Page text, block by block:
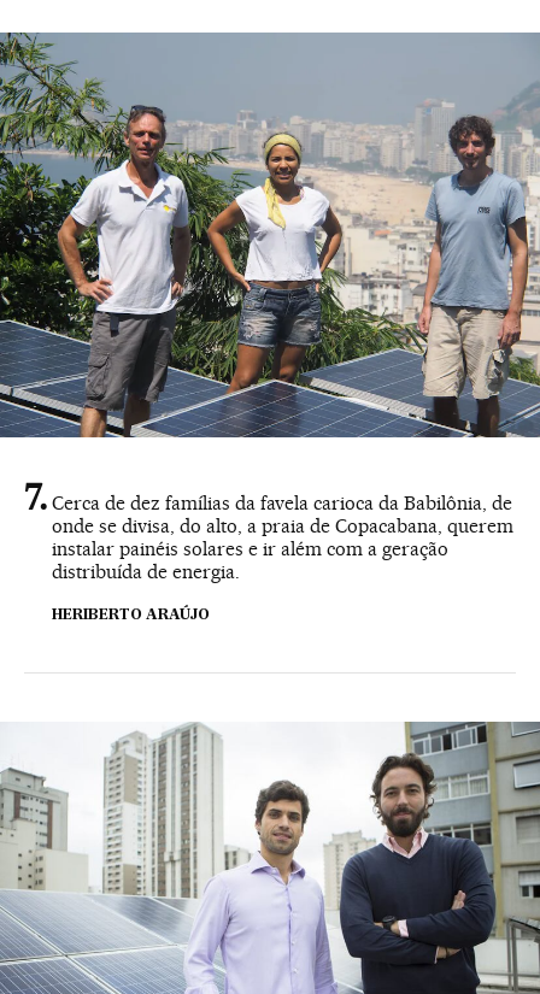
Cerca de dez famílias da favela carioca da Babilônia, de
onde se divisa, do alto, a praia de Copacabana, querem
instalar painéis solares e ir além com a geração
distribuída de energia.
HERIBERTO ARAÚJO